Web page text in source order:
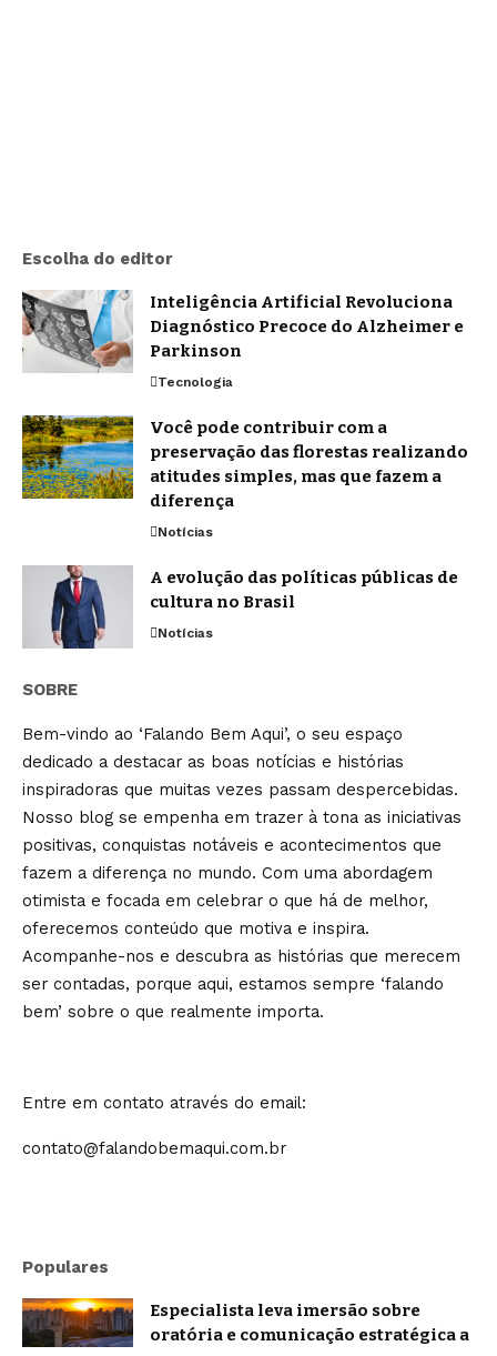
Escolha do editor
Inteligência Artificial Revoluciona
Diagnóstico Precoce do Alzheimer e
Parkinson
Tecnologia
Você pode contribuir com a
preservação das florestas realizando
atitudes simples, mas que fazem a
diferença
Notícias
A evolução das políticas públicas de
cultura no Brasil
Notícias
SOBRE
Bem-vindo ao ‘Falando Bem Aqui’, o seu espaço
dedicado a destacar as boas notícias e histórias
inspiradoras que muitas vezes passam despercebidas.
Nosso blog se empenha em trazer à tona as iniciativas
positivas, conquistas notáveis e acontecimentos que
fazem a diferença no mundo. Com uma abordagem
otimista e focada em celebrar o que há de melhor,
oferecemos conteúdo que motiva e inspira.
Acompanhe-nos e descubra as histórias que merecem
ser contadas, porque aqui, estamos sempre ‘falando
bem’ sobre o que realmente importa.
Entre em contato através do email:
contato@falandobemaqui.com.br
Populares
Especialista leva imersão sobre
oratória e comunicação estratégica a